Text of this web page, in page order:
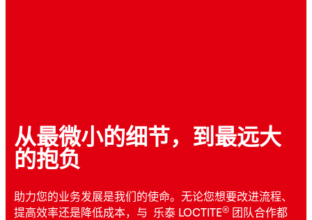
从最微小的细节，到最远大
的抱负
助力您的业务发展是我们的使命。无论您想要改进流程、
提高效率还是降低成本，与 乐泰 LOCTITE®
团队合作都